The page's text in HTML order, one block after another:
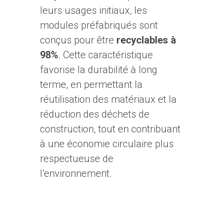
leurs usages initiaux, les
modules préfabriqués sont
conçus pour être recyclables à
98%. Cette caractéristique
favorise la durabilité à long
terme, en permettant la
réutilisation des matériaux et la
réduction des déchets de
construction, tout en contribuant
à une économie circulaire plus
respectueuse de
l’environnement.